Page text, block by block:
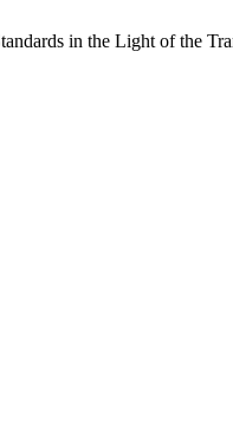
in the Light of the